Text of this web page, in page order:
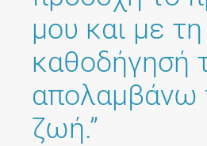
μου και με τη
καθοδήγησή
απολαμβάνω
ζωή.”